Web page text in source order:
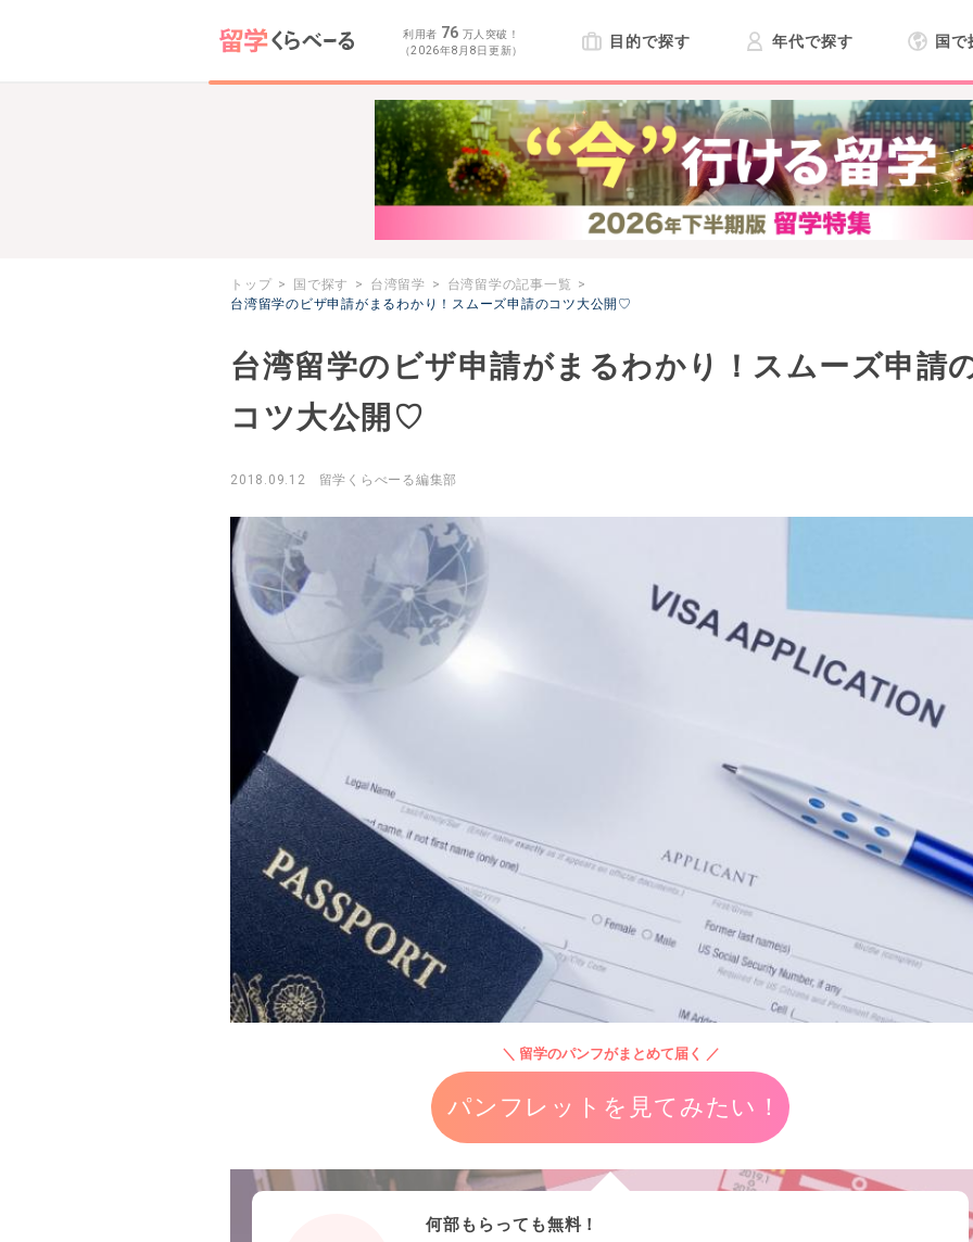
利用者 76 万人突破！
（2026年8月8日更新）
目的で探す 年代で探す 国で
トップ 国で探す 台湾留学
台湾留学の記事一覧
台湾留学のビザ申請がまるわかり！スムーズ申請のコツ大公開♡
台湾留学のビザ申請がまるわかり！スムーズ申請
コツ大公開♡
2018.09.12 留学くらべーる編集部
＼ 留学のパンフがまとめて届く ／
パンフレットを見てみたい！
何部もらっても無料！